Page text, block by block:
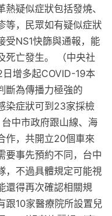
疑似症狀包括發燒、
等，民眾如有疑似症狀
受NS1快篩與通報，能
死亡發生。 （中央社
增多起COVID-19本
斷為傳播力極強的
染症狀可到23家採檢
中市政府跟山線、海
作，共開立20個車來
要事先預約不同，台中
，不過具體規定可能視
還得再次確認相關規
跟10家醫療院所設置兒